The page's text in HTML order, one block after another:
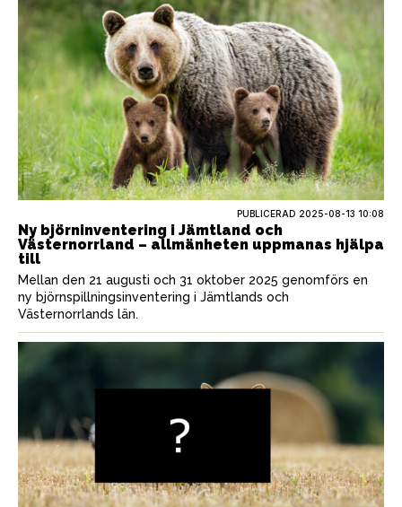
PUBLICERAD 2025-08-13 10:08
Ny björninventering i Jämtland och
Västernorrland – allmänheten uppmanas hjälpa
till
Mellan den 21 augusti och 31 oktober 2025 genomförs en
ny björnspillningsinventering i Jämtlands och
Västernorrlands län.